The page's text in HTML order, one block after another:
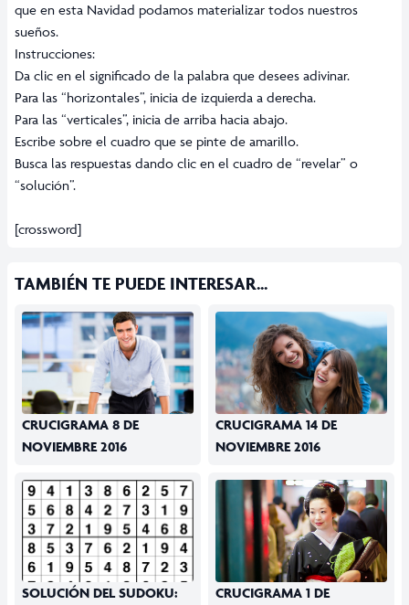
que en esta Navidad podamos materializar todos nuestros
sueños.
Instrucciones:
Da clic en el significado de la palabra que desees adivinar.
Para las “horizontales”, inicia de izquierda a derecha.
Para las “verticales”, inicia de arriba hacia abajo.
Escribe sobre el cuadro que se pinte de amarillo.
Busca las respuestas dando clic en el cuadro de “revelar” o
“solución”.
[crossword]
TAMBIÉN TE PUEDE INTERESAR...
CRUCIGRAMA 8 DE
NOVIEMBRE 2016
CRUCIGRAMA 14 DE
NOVIEMBRE 2016
SOLUCIÓN DEL SUDOKU:
CRUCIGRAMA 1 DE